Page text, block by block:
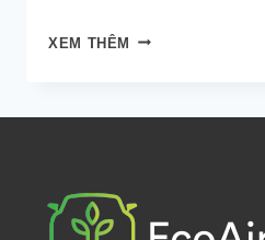
XEM THÊM ĐIỀU
XẢY
BẠN
UỐNG